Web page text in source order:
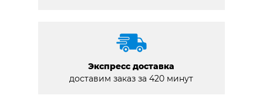
Экспресс доставка
доставим заказ за 420 минут